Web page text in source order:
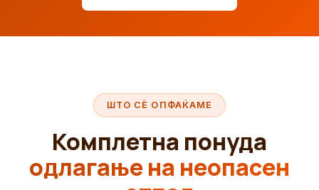
ШТО СЀ ОПФАЌАМЕ
Комплетна понуда
одлагање на неопасен